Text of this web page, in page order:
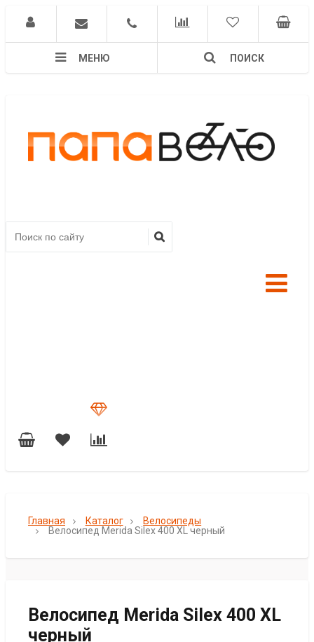
МЕНЮ ПОИСК
Главная Каталог
Велосипеды
Велосипед Merida Silex 400 XL черный
Велосипед Merida Silex 400 XL
черный